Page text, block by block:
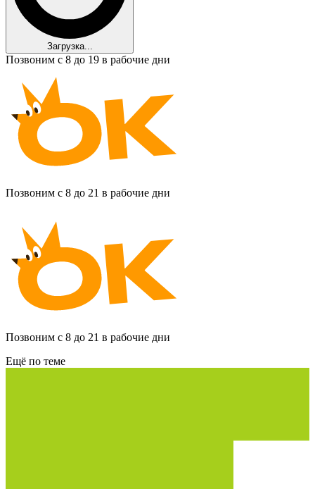
Загрузка...
Позвоним с 8 до 19 в рабочие дни
Позвоним с 8 до 21 в рабочие дни
Позвоним с 8 до 21 в рабочие дни
Ещё по теме